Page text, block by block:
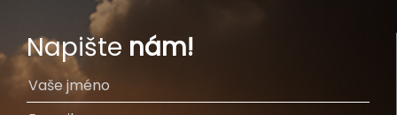
Napište nám!